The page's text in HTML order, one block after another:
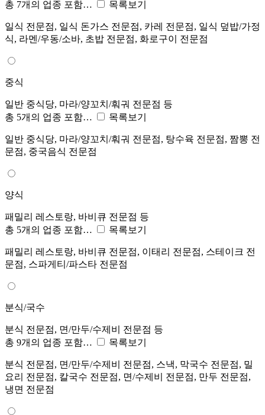
총 7개의 업종 포함… 목록보기
일식 전문점, 일식 돈가스 전문점, 카레 전문점, 일식 덮밥/가정
식, 라멘/우동/소바, 초밥 전문점, 화로구이 전문점
중식
일반 중식당, 마라/양꼬치/훠궈 전문점 등
총 5개의 업종 포함…
목록보기
일반 중식당, 마라/양꼬치/훠궈 전문점, 탕수육 전문점, 짬뽕 전
문점, 중국음식 전문점
양식
패밀리 레스토랑, 바비큐 전문점 등
총 5개의 업종 포함…
목록보기
패밀리 레스토랑, 바비큐 전문점, 이태리 전문점, 스테이크 전
문점, 스파게티/파스타 전문점
분식/국수
분식 전문점, 면/만두/수제비 전문점 등
총 9개의 업종 포함…
목록보기
분식 전문점, 면/만두/수제비 전문점, 스낵, 막국수 전문점, 밀
요리 전문점, 칼국수 전문점, 면/수제비 전문점, 만두 전문점,
냉면 전문점